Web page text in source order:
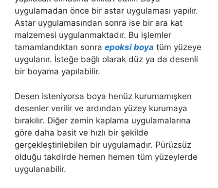
uygulamadan önce bir astar uygulaması yapılır.
Astar uygulamasından sonra ise bir ara kat
malzemesi uygulanmaktadır. Bu işlemler
tamamlandıktan sonra epoksi boya tüm yüzeye
uygulanır. İsteğe bağlı olarak düz ya da desenli
bir boyama yapılabilir.
Desen isteniyorsa boya henüz kurumamışken
desenler verilir ve ardından yüzey kurumaya
bırakılır. Diğer zemin kaplama uygulamalarına
göre daha basit ve hızlı bir şekilde
gerçekleştirilebilen bir uygulamadır. Pürüzsüz
olduğu takdirde hemen hemen tüm yüzeylerde
uygulanabilir.